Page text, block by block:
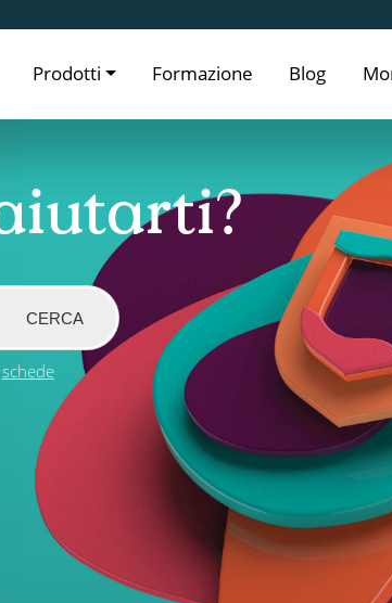
Prodotti Formazione Blog
CERCA
schede